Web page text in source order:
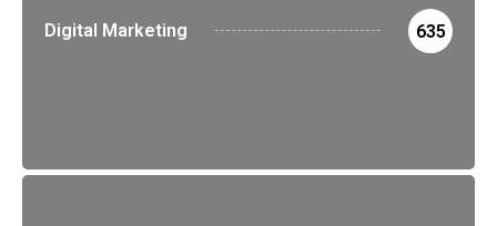
Digital Marketing 635